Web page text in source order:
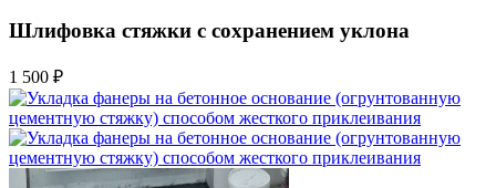
Шлифовка стяжки с сохранением уклона
1 500 ₽